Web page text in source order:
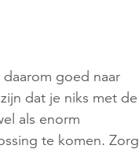
goed naar
dat je niks met de
als enorm
te komen. Zorg